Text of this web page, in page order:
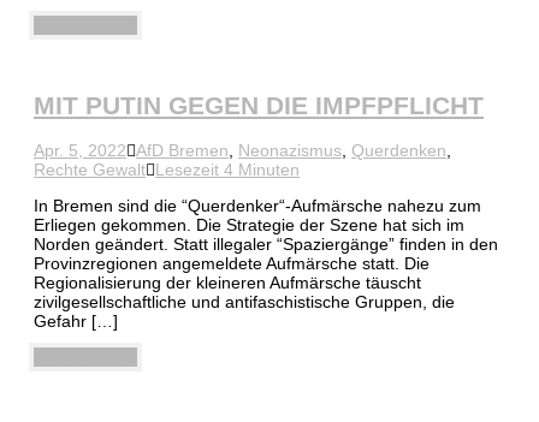
MIT PUTIN GEGEN DIE IMPFPFLICHT
Apr. 5, 2022 AfD Bremen, Neonazismus, Querdenken,
Rechte Gewalt Lesezeit 4 Minuten
In Bremen sind die “Querdenker“-Aufmärsche nahezu zum
Erliegen gekommen. Die Strategie der Szene hat sich im
Norden geändert. Statt illegaler “Spaziergänge” finden in den
Provinzregionen angemeldete Aufmärsche statt. Die
Regionalisierung der kleineren Aufmärsche täuscht
zivilgesellschaftliche und antifaschistische Gruppen, die
Gefahr […]